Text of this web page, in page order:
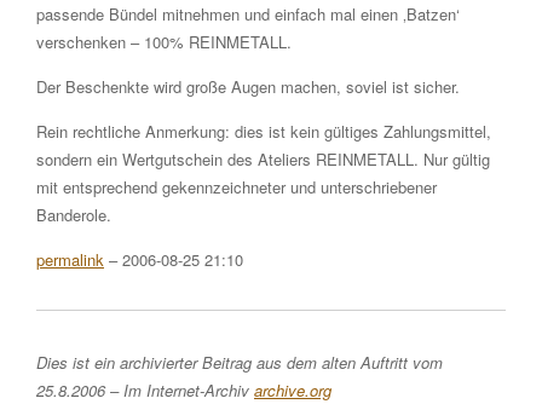
passende Bündel mitnehmen und einfach mal einen ‚Batzen‘
verschenken – 100% REINMETALL.
Der Beschenkte wird große Augen machen, soviel ist sicher.
Rein rechtliche Anmerkung: dies ist kein gültiges Zahlungsmittel,
sondern ein Wertgutschein des Ateliers REINMETALL. Nur gültig
mit entsprechend gekennzeichneter und unterschriebener
Banderole.
permalink – 2006-08-25 21:10
Dies ist ein archivierter Beitrag aus dem alten Auftritt vom
25.8.2006 – Im Internet-Archiv archive.org